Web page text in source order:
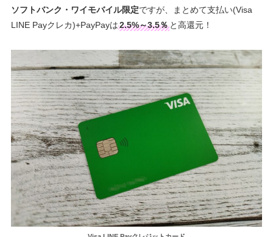
ソフトバンク・ワイモバイル限定ですが、まとめて支払い(Visa
LINE Payクレカ)+PayPayは2.5%～3.5％と高還元！